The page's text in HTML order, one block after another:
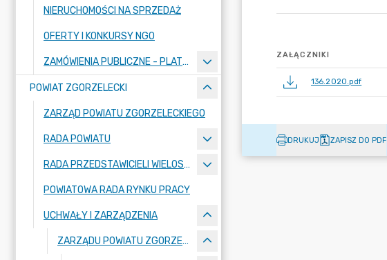
NIERUCHOMOŚCI NA SPRZEDAŻ
OFERTY I KONKURSY NGO
ZAMÓWIENIA PUBLICZNE - PLATFORMA ZAKUPOWA
POWIAT ZGORZELECKI
ZARZĄD POWIATU ZGORZELECKIEGO
RADA POWIATU
RADA PRZEDSTAWICIELI WIELOSPECJALISTYCZNEGO ZESPOŁU OPIEKI ZDROWOTNEJ "BOLESŁAWIEC-ZGORZELEC" SAMODZIELNEGO PUBLICZNEGO ZAKŁADU OPIEKI ZDROWOTNEJ
POWIATOWA RADA RYNKU PRACY
UCHWAŁY I ZARZĄDZENIA
ZARZĄDU POWIATU ZGORZELECKIEGO
ZAŁĄCZNIKI
136.2020.pdf
DRUKUJ ZAPISZ DO PDF